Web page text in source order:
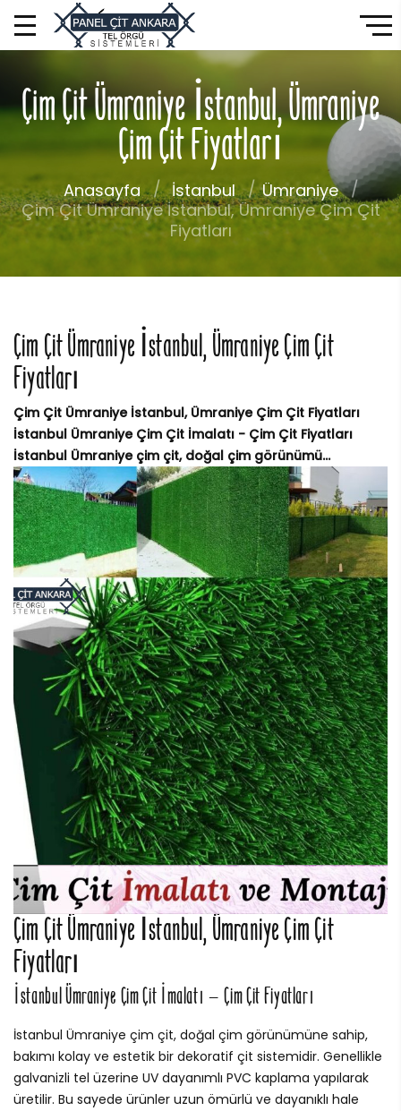
Çim Çit Ümraniye İstanbul, Ümraniye
Çim Çit Fiyatları
Anasayfa İstanbul
Ümraniye
Çim Çit Ümraniye İstanbul, Ümraniye Çim Çit
Fiyatları
Çim Çit Ümraniye İstanbul, Ümraniye Çim Çit
Fiyatları
Çim Çit Ümraniye İstanbul, Ümraniye Çim Çit Fiyatları
İstanbul Ümraniye Çim Çit İmalatı - Çim Çit Fiyatları
İstanbul Ümraniye çim çit, doğal çim görünümü...
Çim Çit Ümraniye İstanbul, Ümraniye Çim Çit
Fiyatları
İstanbul Ümraniye Çim Çit İmalatı – Çim Çit Fiyatları
İstanbul Ümraniye çim çit, doğal çim görünümüne sahip,
bakımı kolay ve estetik bir dekoratif çit sistemidir. Genellikle
galvanizli tel üzerine UV dayanımlı PVC kaplama yapılarak
üretilir. Bu sayede ürünler uzun ömürlü ve dayanıklı hale